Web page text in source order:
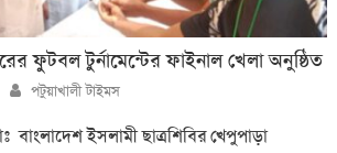
ফুটবল টুর্নামেন্টের ফাইনাল খেলা অনুষ্ঠিত
Author
পটুয়াখালী টাইমস
বাংলাদেশ ইসলামী ছাত্রশিবির খেপুপাড়া